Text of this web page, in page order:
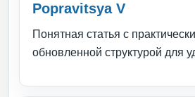
Popravitsya V
Понятная статья с
обновленной структурой для